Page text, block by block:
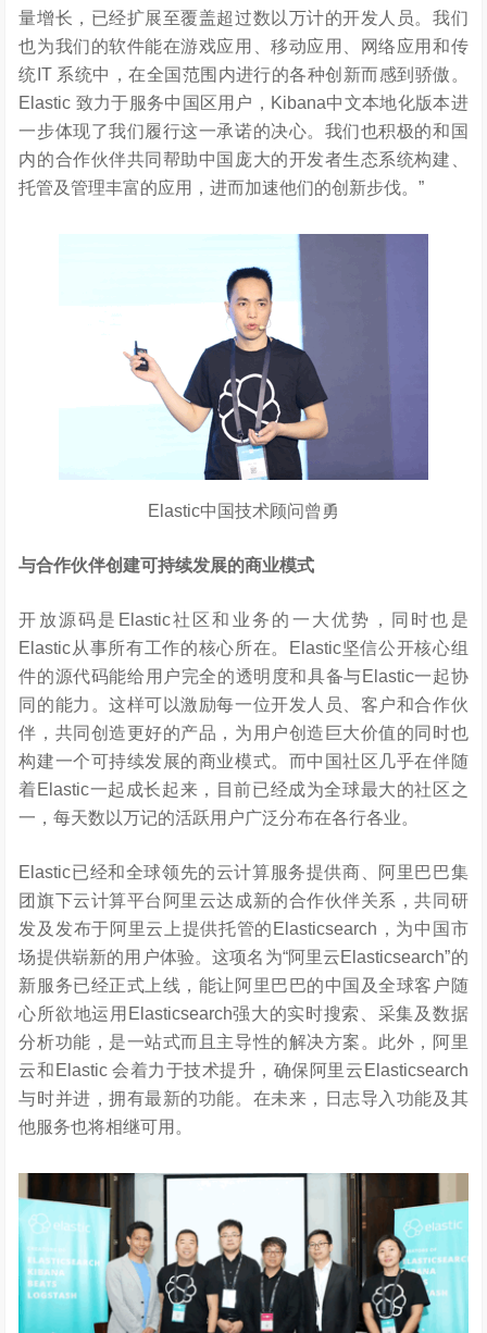
量增长，已经扩展至覆盖超过数以万计的开发人员。我们
也为我们的软件能在游戏应用、移动应用、网络应用和传
统IT 系统中，在全国范围内进行的各种创新而感到骄傲。
Elastic 致力于服务中国区用户，Kibana中文本地化版本进
一步体现了我们履行这一承诺的决心。我们也积极的和国
内的合作伙伴共同帮助中国庞大的开发者生态系统构建、
托管及管理丰富的应用，进而加速他们的创新步伐。”
Elastic中国技术顾问曾勇
与合作伙伴创建可持续发展的商业模式
开放源码是Elastic社区和业务的一大优势，同时也是
Elastic从事所有工作的核心所在。Elastic坚信公开核心组
件的源代码能给用户完全的透明度和具备与Elastic一起协
同的能力。这样可以激励每一位开发人员、客户和合作伙
伴，共同创造更好的产品，为用户创造巨大价值的同时也
构建一个可持续发展的商业模式。而中国社区几乎在伴随
着Elastic一起成长起来，目前已经成为全球最大的社区之
一，每天数以万记的活跃用户广泛分布在各行各业。
Elastic已经和全球领先的云计算服务提供商、阿里巴巴集
团旗下云计算平台阿里云达成新的合作伙伴关系，共同研
发及发布于阿里云上提供托管的Elasticsearch，为中国市
场提供崭新的用户体验。这项名为“阿里云Elasticsearch”的
新服务已经正式上线，能让阿里巴巴的中国及全球客户随
心所欲地运用Elasticsearch强大的实时搜索、采集及数据
分析功能，是一站式而且主导性的解决方案。此外，阿里
云和Elastic 会着力于技术提升，确保阿里云Elasticsearch
与时并进，拥有最新的功能。在未来，日志导入功能及其
他服务也将相继可用。